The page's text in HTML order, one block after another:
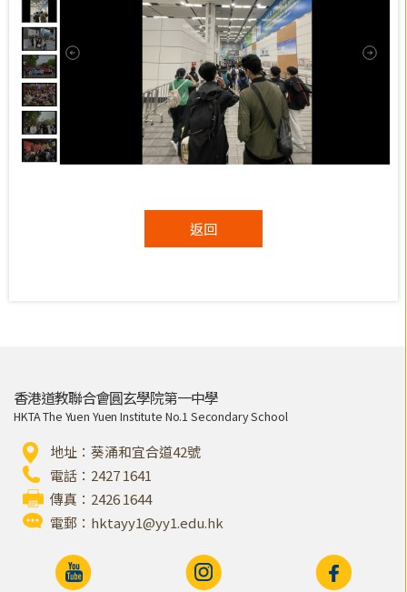
返回
香港道教聯合會圓玄學院第一中學
HKTA The Yuen Yuen Institute No.1 Secondary School
地址：葵涌和宜合道42號
電話：2427 1641
傳真：2426 1644
電郵： hktayy1@yy1.edu.hk